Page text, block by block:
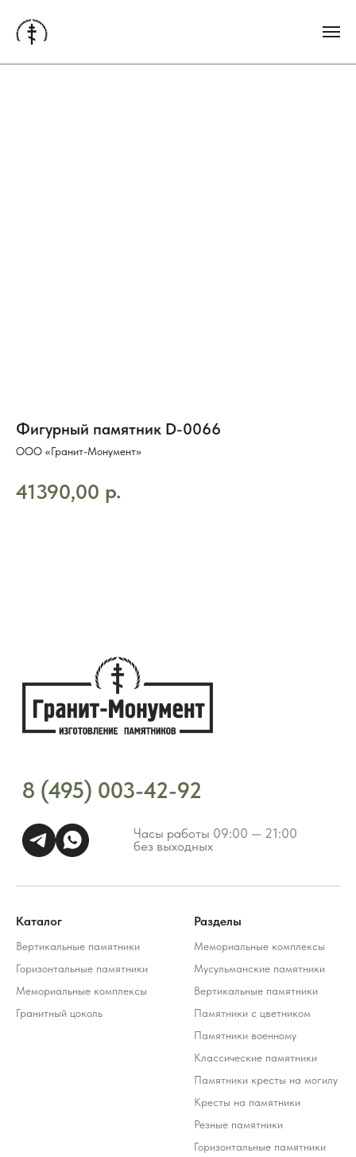
Фигурный памятник D-0066
ООО «Гранит-Монумент»
41390,00 р.
Каталог
Вертикальные памятники
Горизонтальные памятники
Мемориальные комплексы
Гранитный цоколь
Разделы
Мемориальные комплексы
Мусульманские памятники
Вертикальные памятники
Памятники с цветником
Памятники военному
Классические памятники
Памятники кресты на могилу
Кресты на памятники
Резные памятники
Горизонтальные памятники